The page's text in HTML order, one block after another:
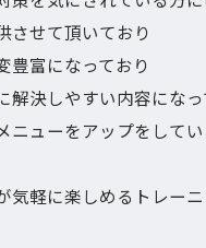
させて頂いており
豊富になっており
解決しやすい内容になっ
ニューをアップをしてい
気軽に楽しめるトレー